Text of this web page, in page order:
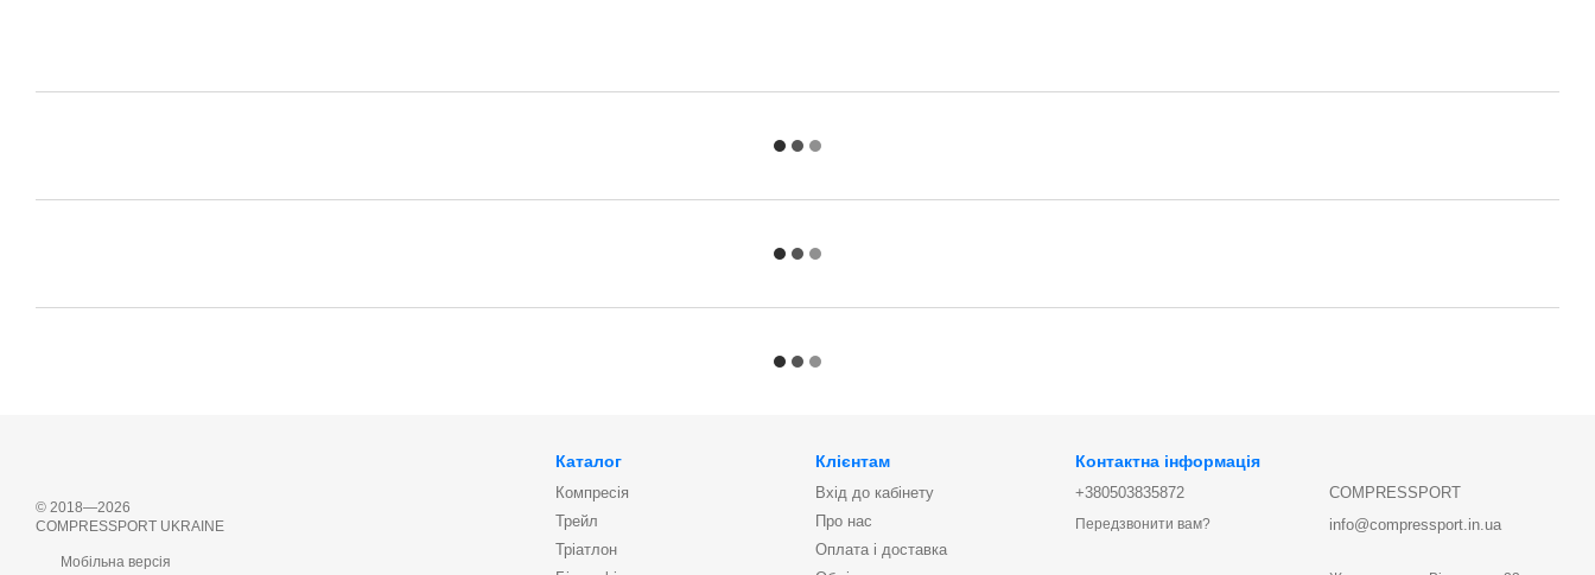
© 2018—2026
COMPRESSPORT UKRAINE
Мобільна версія
Каталог
Компресія
Трейл
Тріатлон
Клієнтам
Вхід до кабінету
Про нас
Оплата і доставка
Контактна інформація
+380503835872
Передзвонити вам?
COMPRESSPORT
info@compressport.in.ua